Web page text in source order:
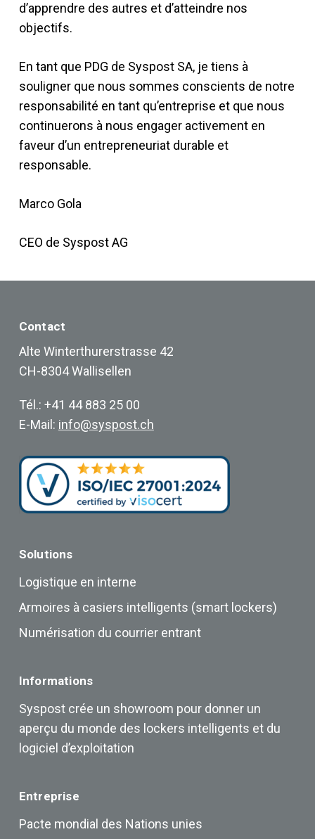
d’apprendre des autres et d’atteindre nos
objectifs.
En tant que PDG de Syspost SA, je tiens à
souligner que nous sommes conscients de notre
responsabilité en tant qu’entreprise et que nous
continuerons à nous engager activement en
faveur d’un entrepreneuriat durable et
responsable.
Marco Gola
CEO de Syspost AG
Contact
Alte Winterthurerstrasse 42
CH-8304 Wallisellen
Tél.: +41 44 883 25 00
E-Mail: info@syspost.ch
Solutions
Logistique en interne
Armoires à casiers intelligents (smart lockers)
Numérisation du courrier entrant
Informations
Syspost crée un showroom pour donner un
aperçu du monde des lockers intelligents et du
logiciel d’exploitation
Entreprise
Pacte mondial des Nations unies